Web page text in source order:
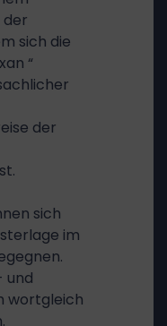
sich die
“
der
sich
im
und
wortgleich